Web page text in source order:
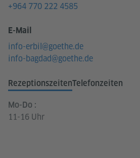
+964 770 222 4585
E-Mail
info-erbil@goethe.de
info-bagdad@goethe.de
RezeptionszeitenTelefonzeiten
Mo-Do :
11-16 Uhr